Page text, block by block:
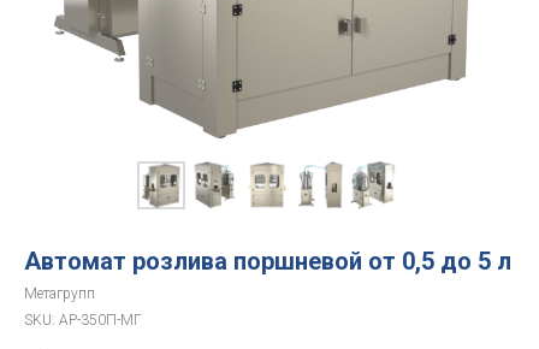
Автомат розлива поршневой от 0,5 до 5 л
Метагрупп
SKU: АР-350П-МГ